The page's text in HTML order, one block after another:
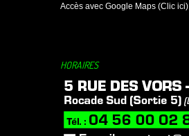
Accès avec Google Maps (Clic ici)
HORAIRES